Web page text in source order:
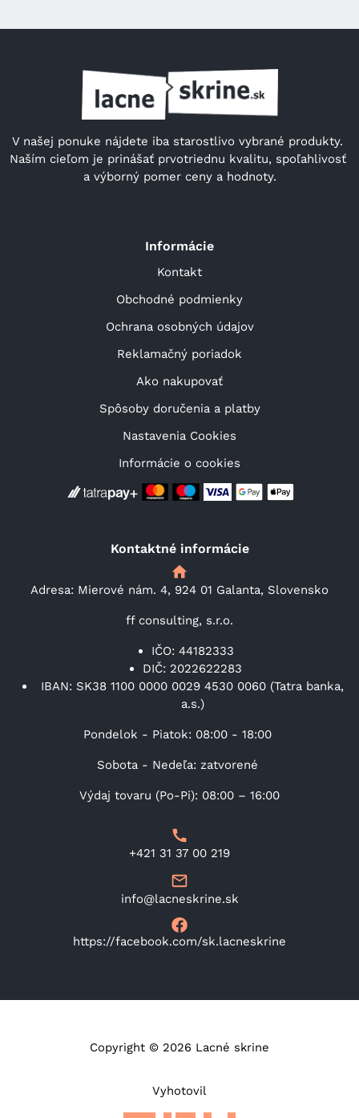
V našej ponuke nájdete iba starostlivo vybrané produkty.
Naším cieľom je prinášať prvotriednu kvalitu, spoľahlivosť
a výborný pomer ceny a hodnoty.
Informácie
Kontakt
Obchodné podmienky
Ochrana osobných údajov
Reklamačný poriadok
Ako nakupovať
Spôsoby doručenia a platby
Nastavenia Cookies
Informácie o cookies
Kontaktné informácie
Adresa: Mierové nám. 4, 924 01 Galanta, Slovensko
ff consulting, s.r.o.
IČO: 44182333
DIČ: 2022622283
IBAN: SK38 1100 0000 0029 4530 0060 (Tatra banka,
a.s.)
Pondelok - Piatok: 08:00 - 18:00
Sobota - Nedeľa: zatvorené
Výdaj tovaru (Po-Pi): 08:00 – 16:00
+421 31 37 00 219
info@lacneskrine.sk
https://facebook.com/sk.lacneskrine
Copyright © 2026 Lacné skrine
Vyhotovil